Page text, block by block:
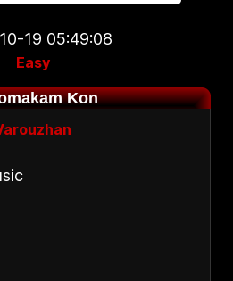
19 05:49:08
Easy
Kon